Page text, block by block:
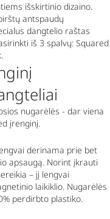
išskirtinio dizaino.
antspaudų
dangtelio raštas
iš 3 spalvų: Squared
nugarėlės - dar viena
įrenginį.
derinama prie bet
apsaugą. Norint įkrauti
– jį lengvai
laikiklio. Nugarėlės
perdirbto plastiko.